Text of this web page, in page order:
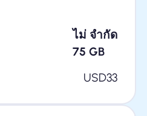
ไม่ จำกัด
75 GB
USD33